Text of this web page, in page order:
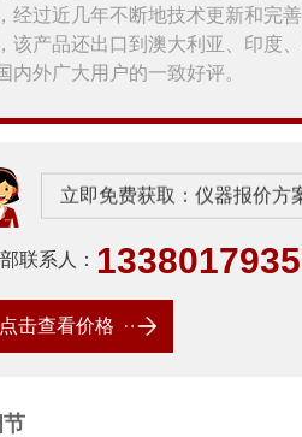
经过近几年不断地技术更新和完
该产品还出口到澳大利亚、印度
内外广大用户的一致好评。
立即免费获取：仪器报价方
点击查看价格
联系人：